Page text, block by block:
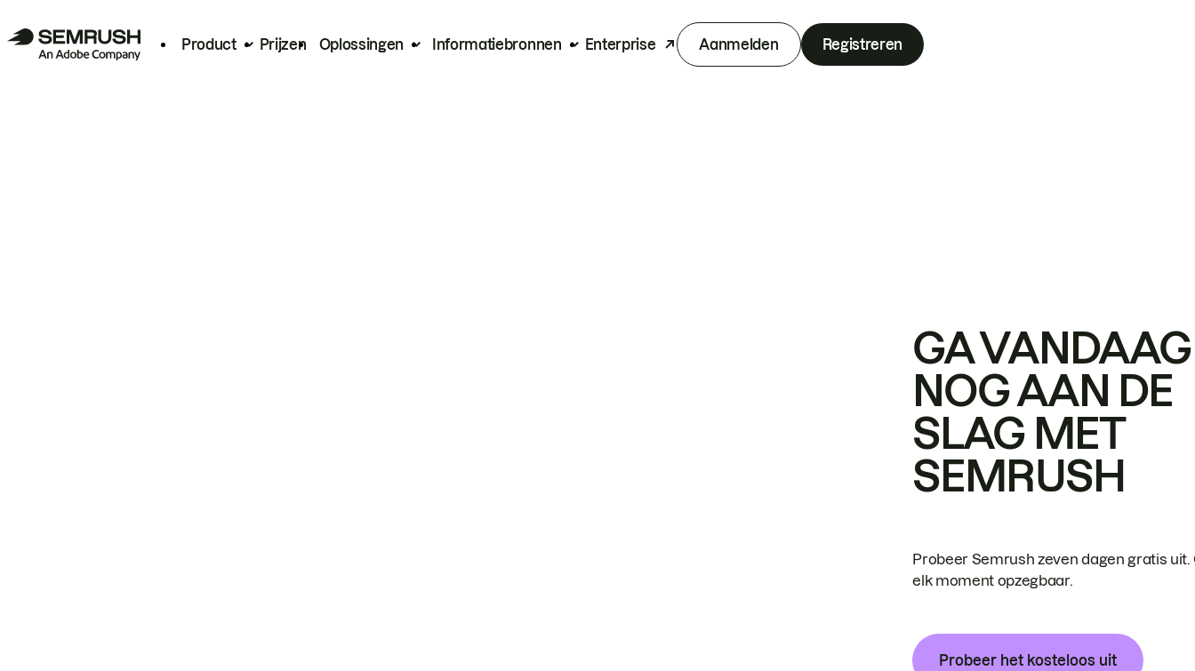
Product Prijzen Oplossingen Informatiebronnen Enterprise Aanmelden Registreren
GA VANDAAG
NOG AAN DE
SLAG MET
SEMRUSH
Probeer Semrush zeven dagen gratis uit.
elk moment opzegbaar.
Probeer het kosteloos uit